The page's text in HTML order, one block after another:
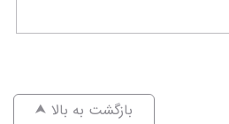
⮝ بازگشت به بالا